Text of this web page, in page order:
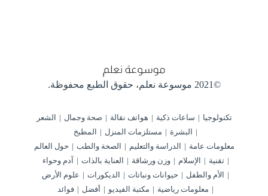
©2021 موسوعة نعلم، حقوق الطبع محفوظة.
تكنولوجيا ساعات ذكية هواتف نقالة صحة وجمال
الشعر
البشرة
مستلزمات المنزل
المطبخ
معلومات عامة
الدراسة والتعليم الصحة والطب
حول العالم
تقنية
الإسلام وزن ورشاقة العناية بالذات
آدم وحواء
الأم والطفل
حيوانات ونباتات الديكورات
علوم الأرض
معلومات رياضية
مكتبة الفيديو أفضل فوائد